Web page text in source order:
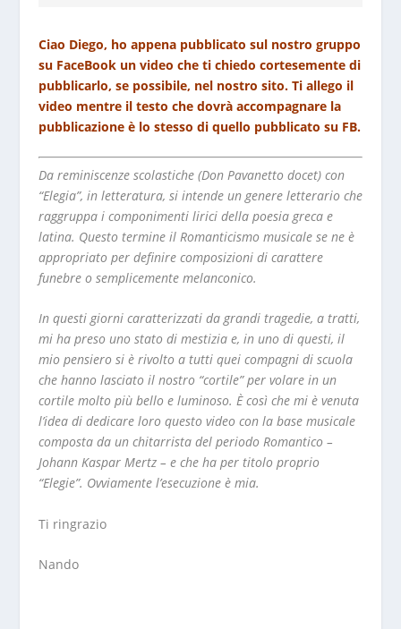
Ciao Diego, ho appena pubblicato sul nostro gruppo
su FaceBook un video che ti chiedo cortesemente di
pubblicarlo, se possibile, nel nostro sito. Ti allego il
video mentre il testo che dovrà accompagnare la
pubblicazione è lo stesso di quello pubblicato su FB.
Da reminiscenze scolastiche (Don Pavanetto docet) con
“Elegia”, in letteratura, si intende un genere letterario che
raggruppa i componimenti lirici della poesia greca e
latina. Questo termine il Romanticismo musicale se ne è
appropriato per definire composizioni di carattere
funebre o semplicemente melanconico.
In questi giorni caratterizzati da grandi tragedie, a tratti,
mi ha preso uno stato di mestizia e, in uno di questi, il
mio pensiero si è rivolto a tutti quei compagni di scuola
che hanno lasciato il nostro “cortile” per volare in un
cortile molto più bello e luminoso. È così che mi è venuta
l’idea di dedicare loro questo video con la base musicale
composta da un chitarrista del periodo Romantico –
Johann Kaspar Mertz – e che ha per titolo proprio
“Elegie”. Ovviamente l’esecuzione è mia.
Ti ringrazio
Nando